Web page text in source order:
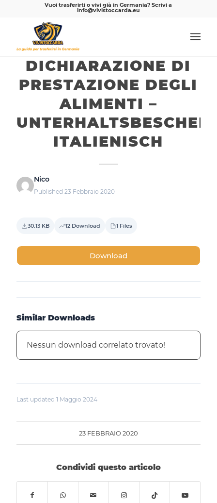
Vuoi trasferirti o vivi già in Germania? Scrivi a
info@vivistoccarda.eu
DICHIARAZIONE DI
PRESTAZIONE DEGLI
ALIMENTI –
ITALIENISCH
Nico
Published 23 Febbraio 2020
30.13 KB 12 Download 1 Files
Download
Similar Downloads
Nessun download correlato trovato!
Last updated 1 Maggio 2024
23 FEBBRAIO 2020
Condividi questo articolo